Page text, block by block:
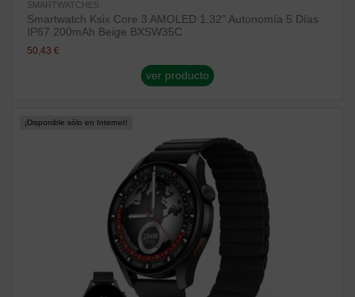
SMARTWATCHES
Smartwatch Ksix Core 3 AMOLED 1.32" Autonomía 5 Días
IP67 200mAh Beige BXSW35C
50,43 €
ver producto
¡Disponible sólo en Internet!